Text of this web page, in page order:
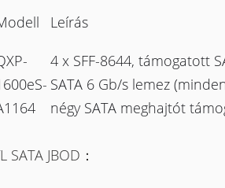
Leírás
4 x SFF-8644, támogatott
SATA 6 Gb/s lemez
négy SATA meghajtót
SATA JBOD：